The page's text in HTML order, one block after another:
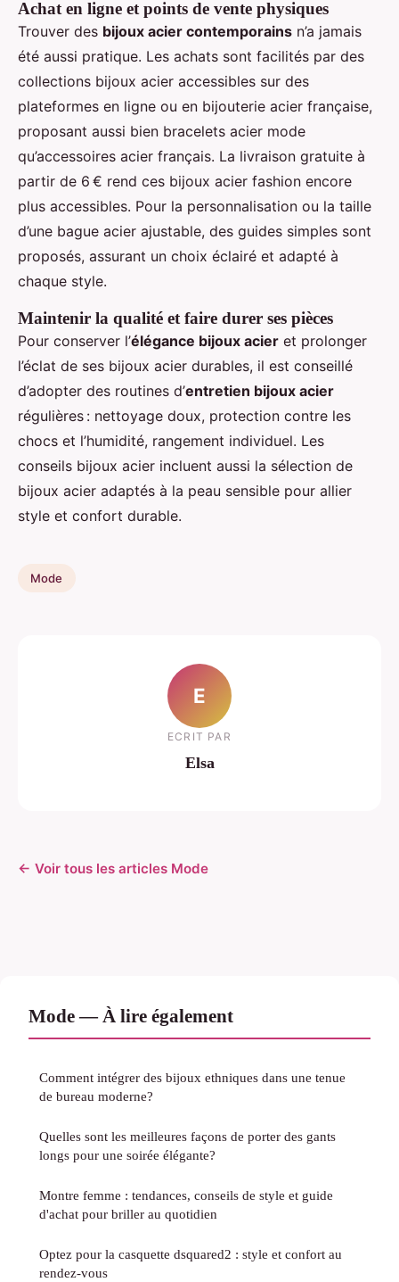
Achat en ligne et points de vente physiques
Trouver des bijoux acier contemporains n’a jamais
été aussi pratique. Les achats sont facilités par des
collections bijoux acier accessibles sur des
plateformes en ligne ou en bijouterie acier française,
proposant aussi bien bracelets acier mode
qu’accessoires acier français. La livraison gratuite à
partir de 6 € rend ces bijoux acier fashion encore
plus accessibles. Pour la personnalisation ou la taille
d’une bague acier ajustable, des guides simples sont
proposés, assurant un choix éclairé et adapté à
chaque style.
Maintenir la qualité et faire durer ses pièces
Pour conserver l’élégance bijoux acier et prolonger
l’éclat de ses bijoux acier durables, il est conseillé
d’adopter des routines d’entretien bijoux acier
régulières : nettoyage doux, protection contre les
chocs et l’humidité, rangement individuel. Les
conseils bijoux acier incluent aussi la sélection de
bijoux acier adaptés à la peau sensible pour allier
style et confort durable.
Mode
E
ECRIT PAR
Elsa
← Voir tous les articles Mode
Mode — À lire également
Comment intégrer des bijoux ethniques dans une tenue
de bureau moderne?
Quelles sont les meilleures façons de porter des gants
longs pour une soirée élégante?
Montre femme : tendances, conseils de style et guide
d'achat pour briller au quotidien
Optez pour la casquette dsquared2 : style et confort au
rendez-vous